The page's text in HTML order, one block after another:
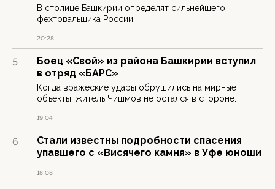
В столице Башкирии определят сильнейшего
фехтовальщика России.
20:28
5
Боец «Свой» из района Башкирии вступил
в отряд «БАРС»
Когда вражеские удары обрушились на мирные
объекты, житель Чишмов не остался в стороне.
19:04
6
Стали известны подробности спасения
упавшего с «Висячего камня» в Уфе юноши
18:08